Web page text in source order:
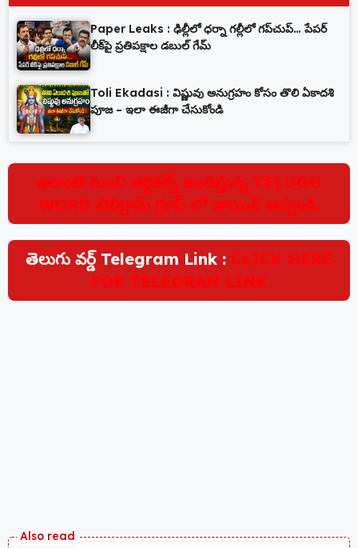
Paper Leaks : ఢిల్లీలో ధర్నా గల్లీలో గప్‌చుప్… పేపర్
లీక్‌పై ప్రతిపక్షాల డబుల్ గేమ్
Toli Ekadasi : విష్ణువు అనుగ్రహం కోసం తొలి ఏకాదశి
పూజ – ఇలా ఈజీగా చేసుకోండి
ఇలాంటి మంచి ఆర్టికల్స్ అందిస్తున్న TELUGU
WORD టెలిగ్రామ్ గ్రూప్ లో జాయిన్ అవ్వండి.
తెలుగు వర్డ్ Telegram Link : CLICK HERE
FOR TELEGRAM LINK